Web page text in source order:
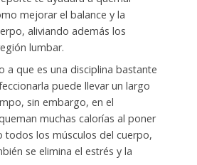
mejorar el balance y la
aliviando además los
lumbar.
a que es una disciplina bastante
puede llevar un largo
sin embargo, en el
muchas calorías al poner
todos los músculos del cuerpo,
se elimina el estrés y la